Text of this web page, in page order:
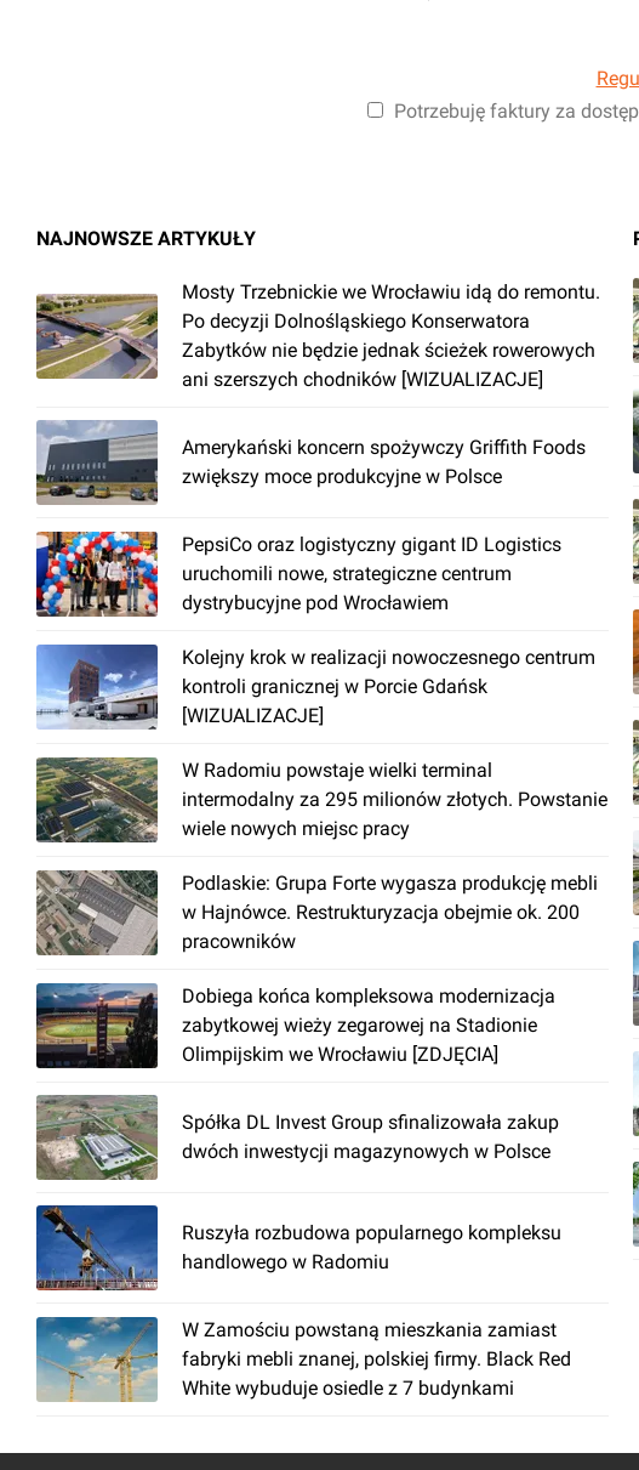
Potrzebuję faktury za
NAJNOWSZE ARTYKUŁY
Mosty Trzebnickie we Wrocławiu idą do remontu.
Po decyzji Dolnośląskiego Konserwatora
Zabytków nie będzie jednak ścieżek rowerowych
ani szerszych chodników [WIZUALIZACJE]
Amerykański koncern spożywczy Griffith Foods
zwiększy moce produkcyjne w Polsce
PepsiCo oraz logistyczny gigant ID Logistics
uruchomili nowe, strategiczne centrum
dystrybucyjne pod Wrocławiem
Kolejny krok w realizacji nowoczesnego centrum
kontroli granicznej w Porcie Gdańsk
[WIZUALIZACJE]
W Radomiu powstaje wielki terminal
intermodalny za 295 milionów złotych. Powstanie
wiele nowych miejsc pracy
Podlaskie: Grupa Forte wygasza produkcję mebli
w Hajnówce. Restrukturyzacja obejmie ok. 200
pracowników
Dobiega końca kompleksowa modernizacja
zabytkowej wieży zegarowej na Stadionie
Olimpijskim we Wrocławiu [ZDJĘCIA]
Spółka DL Invest Group sfinalizowała zakup
dwóch inwestycji magazynowych w Polsce
Ruszyła rozbudowa popularnego kompleksu
handlowego w Radomiu
W Zamościu powstaną mieszkania zamiast
fabryki mebli znanej, polskiej firmy. Black Red
White wybuduje osiedle z 7 budynkami